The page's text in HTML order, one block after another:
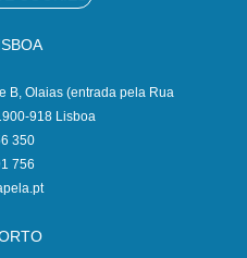
B, Olaias (entrada pela Rua
918 Lisboa
350
756